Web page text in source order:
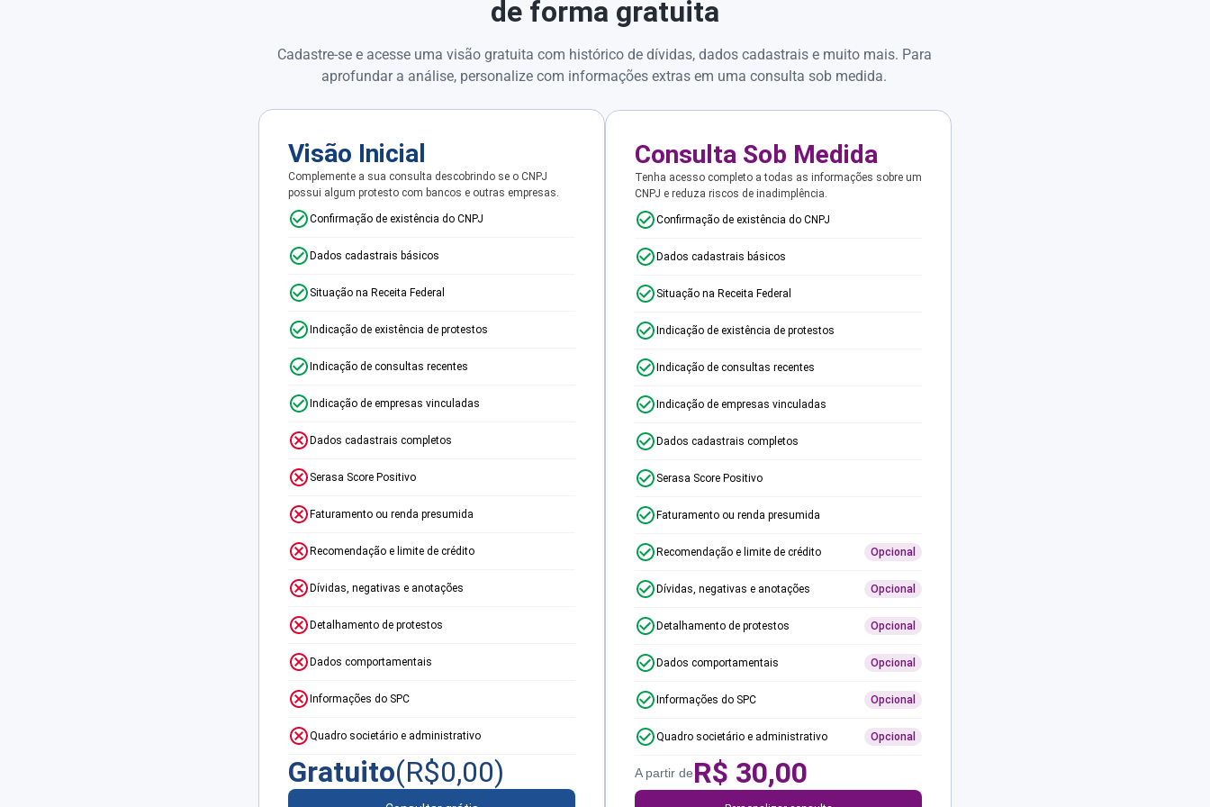
de forma gratuita
Cadastre-se e acesse uma visão gratuita com histórico de dívidas, dados cadastrais e muito mais. Para
aprofundar a análise, personalize com informações extras em uma consulta sob medida.
Visão Inicial
Complemente a sua consulta descobrindo se o CNPJ
possui algum protesto com bancos e outras empresas.
Confirmação de existência do CNPJ
Dados cadastrais básicos
Situação na Receita Federal
Indicação de existência de protestos
Indicação de consultas recentes
Indicação de empresas vinculadas
Dados cadastrais completos
Serasa Score Positivo
Faturamento ou renda presumida
Recomendação e limite de crédito
Dívidas, negativas e anotações
Detalhamento de protestos
Dados comportamentais
Informações do SPC
Quadro societário e administrativo
Gratuito(R$0,00)
Consulta Sob Medida
Tenha acesso completo a todas as informações sobre um
CNPJ e reduza riscos de inadimplência.
Confirmação de existência do CNPJ
Dados cadastrais básicos
Situação na Receita Federal
Indicação de existência de protestos
Indicação de consultas recentes
Indicação de empresas vinculadas
Dados cadastrais completos
Serasa Score Positivo
Faturamento ou renda presumida
Recomendação e limite de crédito Opcional
Dívidas, negativas e anotações Opcional
Detalhamento de protestos Opcional
Dados comportamentais Opcional
Informações do SPC Opcional
Quadro societário e administrativo Opcional
A partir deR$ 30,00